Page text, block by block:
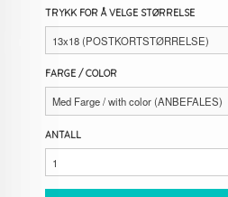
TRYKK FOR Å VELGE STØRRELSE
FARGE / COLOR
ANTALL